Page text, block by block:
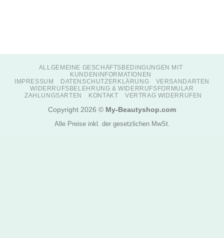
ALLGEMEINE GESCHÄFTSBEDINGUNGEN MIT
KUNDENINFORMATIONEN
IMPRESSUM
DATENSCHUTZERKLÄRUNG
VERSANDARTEN
WIDERRUFSBELEHRUNG & WIDERRUFSFORMULAR
ZAHLUNGSARTEN
KONTAKT VERTRAG WIDERRUFEN
Copyright 2026 © My-Beautyshop.com
Alle Preise inkl. der gesetzlichen MwSt.